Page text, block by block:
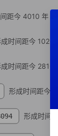
距今 4010 年
时间距今 1020
时间距今 2810
形成时间距今
形成时间